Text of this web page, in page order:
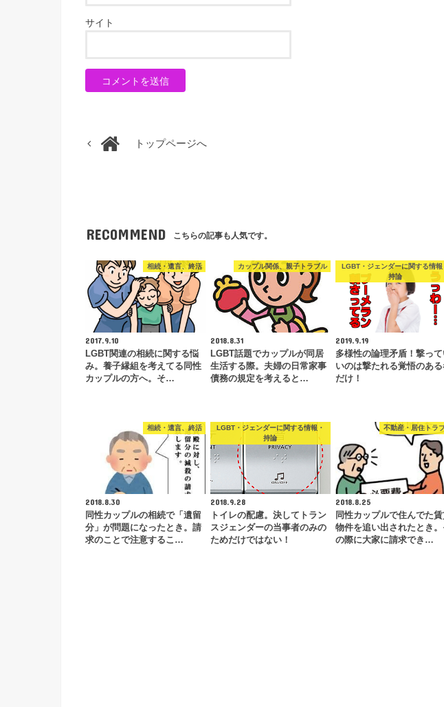
サイト
トップページへ
RECOMMEND こちらの記事も人気です。
相続・遺言、終活
2017.9.10
LGBT関連の相続に関する悩
み。養子縁組を考えてる同性
カップルの方へ。そ…
カップル関係、親子トラブル
2018.8.31
LGBT話題でカップルが同居
生活する際。夫婦の日常家事
債務の規定を考えると…
LGBT・ジェンダーに関する情報
持論
2019.9.19
多様性の論理矛盾！撃っ
いのは撃たれる覚悟のあ
だけ！
相続・遺言、終活
2018.8.30
同性カップルの相続で「遺留
分」が問題になったとき。請
求のことで注意するこ…
LGBT・ジェンダーに関する情報・
持論
2018.9.28
トイレの配慮。決してトラン
スジェンダーの当事者のみの
ためだけではない！
不動産・居住トラ
2018.8.25
同性カップルで住んでた
物件を追い出されたとき
の際に大家に請求でき…